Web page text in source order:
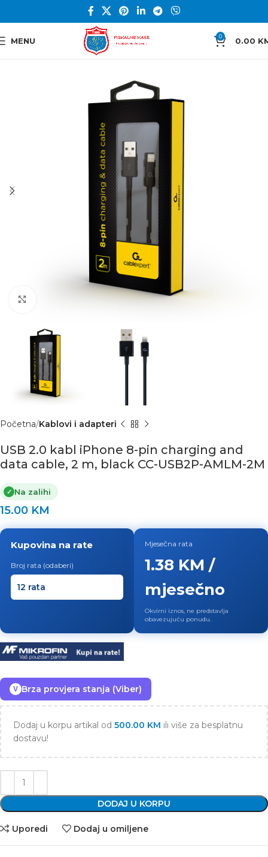
MENU 0 0.00
Početna Kablovi i adapteri
USB 2.0 kabl iPhone 8-pin charging and
data cable, 2 m, black CC-USB2P-AMLM-2M
✓ Na zalihi
15.00 KM
Kupovina na rate
Broj rata (odaberi)
Mjesečna rata
1.38 KM /
mjesečno
Okvirni iznos, ne predstavlja
obavezujuću ponudu.
V Brza provjera stanja (Viber)
Dodaj u korpu artikal od 500.00 KM ili više za besplatnu
dostavu!
DODAJ U KORPU
Uporedi Dodaj u omiljene